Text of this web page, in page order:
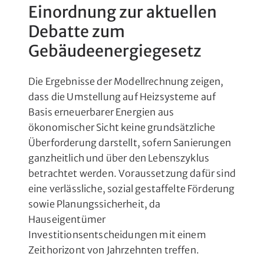
Einordnung zur aktuellen
Debatte zum
Gebäudeenergiegesetz
Die Ergebnisse der Modellrechnung zeigen,
dass die Umstellung auf Heizsysteme auf
Basis erneuerbarer Energien aus
ökonomischer Sicht keine grundsätzliche
Überforderung darstellt, sofern Sanierungen
ganzheitlich und über den Lebenszyklus
betrachtet werden. Voraussetzung dafür sind
eine verlässliche, sozial gestaffelte Förderung
sowie Planungssicherheit, da
Hauseigentümer
Investitionsentscheidungen mit einem
Zeithorizont von Jahrzehnten treffen.